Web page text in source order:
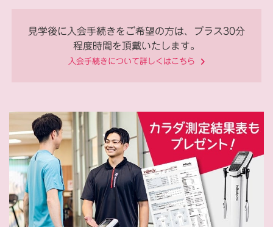
見学後に入会手続きをご希望の方は、プラス30分
程度時間を頂戴いたします。
入会手続きについて詳しくはこちら